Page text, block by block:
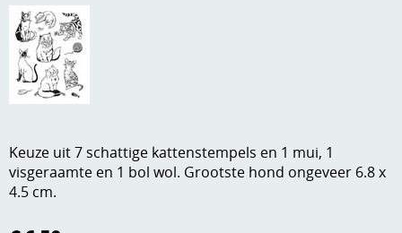
Aanbiedingen
Andere
Boeken en magazines
DVD-CD
Verzend - en verpakkingsk
Mijn account
Anders creatief
Keuze uit 7 schattige kattenstempels en 1 mui, 1
visgeraamte en 1 bol wol. Grootste hond ongeveer 6.8 x
4.5 cm.